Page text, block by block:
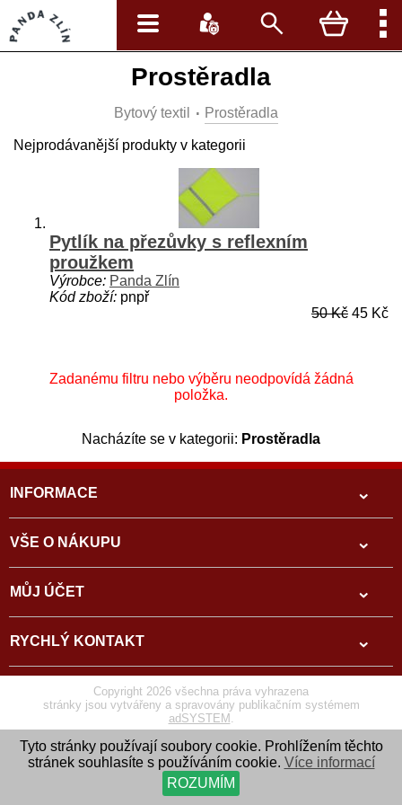
Prostěradla
Bytový textil Prostěradla
Nejprodávanější produkty v kategorii
Pytlík na přezůvky s reflexním
proužkem
Výrobce: Panda Zlín
Kód zboží: pnpř
50 Kč 45 Kč
Zadanému filtru nebo výběru neodpovídá žádná
položka.
Nacházíte se v kategorii: Prostěradla
INFORMACE
VŠE O NÁKUPU
MŮJ ÚČET
RYCHLÝ KONTAKT
Tyto stránky používají soubory cookie. Prohlížením těchto
stránek souhlasíte s používáním cookie. Více informací
ROZUMÍM
Copyright 2026 všechna práva vyhrazena
stránky jsou vytvářeny a spravovány publikačním systémem
adSYSTEM .